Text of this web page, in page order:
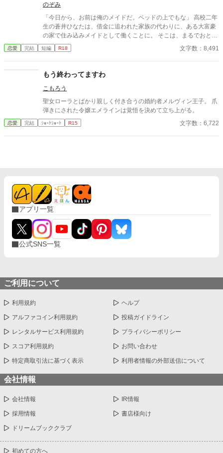
のぞみ
「今日から、お前は俺のメイドだ。ベッドの上でもな」 高校二年
生の蒼井ひなたは、借金に追われた家族の代わりに、ある大富豪
の家で住み込みメイドとして働くことに。 そこは、まるでおとぎ
話に出てきそうな大きな洋館。 でも、そこで待っていたのは、同
じ高校に通うちょっと有名な男の子――完璧だけど性格が超ドS
しかも、彼の命令はちょっと普通じゃない。 「掃除だけじゃダメ
だろ？ ご主人様の癒しも、メイドの大事な仕事だろ？」 手を握
られるたび、耳元で囁かれるたび、心臓がバクバクする。 なの
に、ひなたの体はどんどん反応してしまって…。 怒ったり照れた
りしながらも、次第に蓮に惹かれていくひなた。 だけど、彼には
ら、私…」 ただのメイドなんかじゃ終わりたくない。 恋と欲望が
恋愛 完結 短編 R18 文字数：8,491
もう終わってますわ
こもろう
聖女ローラとばかり親しく付き合うの婚約者メルヴィン王子。 爪
弾きにされた令嬢エメラインは覚悟を決めて立ち上がる。
恋愛 完結 ｼｮｰﾄｼｮｰﾄ R15 文字数：6,722
アプリ一覧
公式SNS一覧
ご利用について
利用規約 ヘルプ
アルファコイン利用規約 投稿ガイドライン
レンタルサービス利用規約 プライバシーポリシー
スコア利用規約 お問い合わせ
特定商取引法に基づく表示 利用者情報の外部送信について
会社情報
会社情報 IR情報
採用情報 書店様向け
ドリームブッククラブ
初めての方へ